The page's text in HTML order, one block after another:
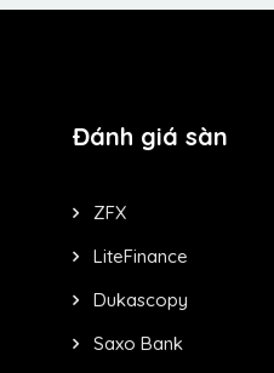
Đánh giá sàn
ZFX
LiteFinance
Dukascopy
Saxo Bank